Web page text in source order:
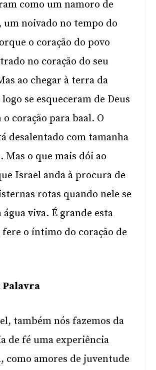
como um namoro de
um noivado no tempo do
o coração do povo
no coração do seu
ao chegar à terra da
se esqueceram de Deus
coração para baal. O
desalentado com tamanha
Mas o que mais dói ao
Israel anda à procura de
rotas quando nele se
viva. É grande esta
fere o íntimo do coração de
também nós fazemos da
de fé uma experiência
como amores de juventude